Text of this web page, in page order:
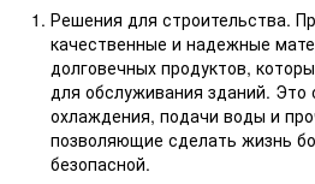
Решения для строительства.
качественные и надежные
долговечных продуктов,
для обслуживания зданий. Это
охлаждения, подачи воды и
позволяющие сделать жизнь
безопасной.